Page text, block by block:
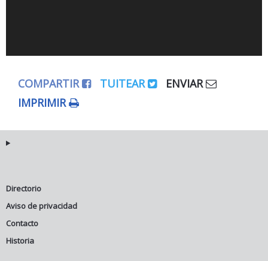
COMPARTIR TUITEAR
ENVIAR
IMPRIMIR
Directorio
Aviso de privacidad
Contacto
Historia